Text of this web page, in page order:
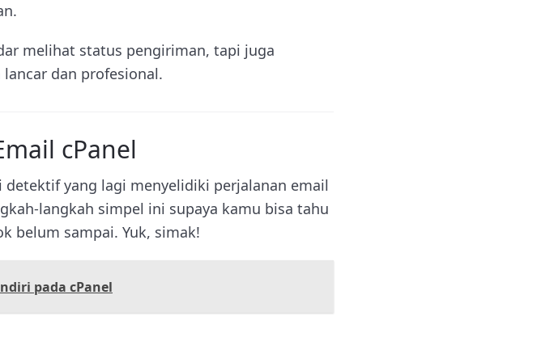
melihat status pengiriman, tapi juga
dan profesional.
cPanel
yang lagi menyelidiki perjalanan email
langkah simpel ini supaya kamu bisa tahu
belum sampai. Yuk, simak!
pada cPanel